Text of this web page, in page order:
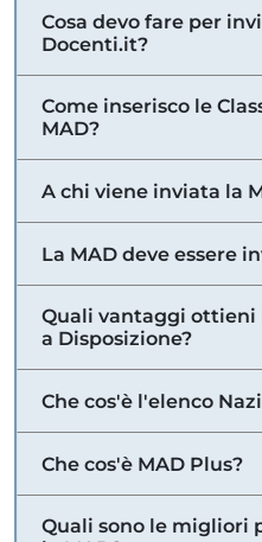
Cosa devo fare per
Docenti.it?
Come inserisco le
MAD?
A chi viene inviata la
La MAD deve essere
Quali vantaggi ottieni
a Disposizione?
Che cos'è l'elenco
Che cos'è MAD Plus?
Quali sono le migliori